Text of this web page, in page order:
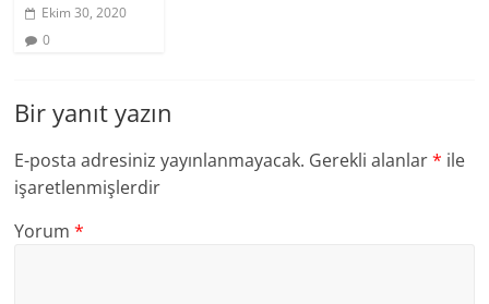
Ekim 30, 2020
0
Bir yanıt yazın
E-posta adresiniz yayınlanmayacak. Gerekli alanlar* ile
işaretlenmişlerdir
Yorum*